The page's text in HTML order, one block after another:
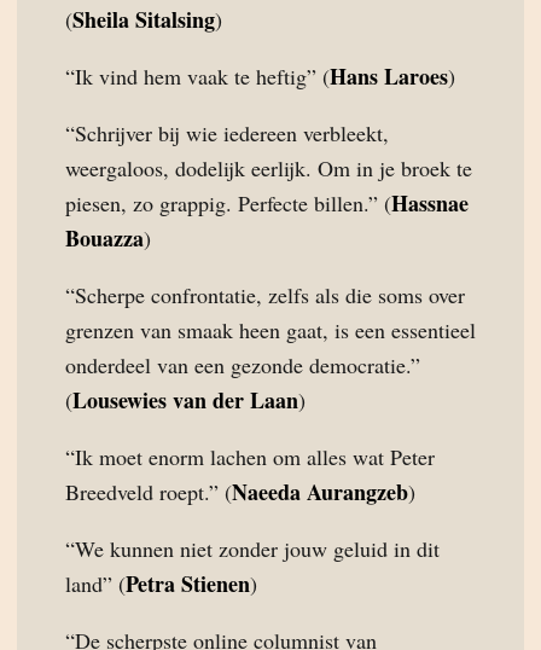
(Sheila Sitalsing)
“Ik vind hem vaak te heftig” (Hans Laroes)
“Schrijver bij wie iedereen verbleekt,
weergaloos, dodelijk eerlijk. Om in je broek te
piesen, zo grappig. Perfecte billen.” (Hassnae
Bouazza)
“Scherpe confrontatie, zelfs als die soms over
grenzen van smaak heen gaat, is een essentieel
onderdeel van een gezonde democratie.”
(Lousewies van der Laan)
“Ik moet enorm lachen om alles wat Peter
Breedveld roept.” (Naeeda Aurangzeb)
“We kunnen niet zonder jouw geluid in dit
land” (Petra Stienen)
“De scherpste online columnist van